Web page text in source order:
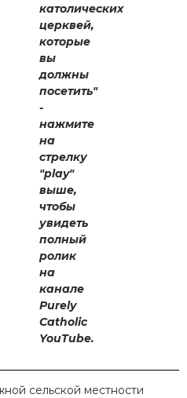
католических
церквей,
которые
вы
должны
посетить"
-
нажмите
на
стрелку
"play"
выше,
чтобы
увидеть
полный
ролик
на
канале
Purely
Catholic
YouTube.
сельской местности